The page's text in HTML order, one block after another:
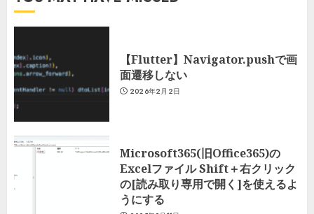
【Flutter】Navigator.pushで画
面遷移しない
2026年2月2日
Microsoft365(旧Office365)の
Excelファイル Shift＋右クリック
の[読み取り専用で開く]を使えるよ
うにする